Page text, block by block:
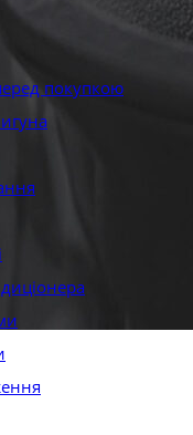
покупкою